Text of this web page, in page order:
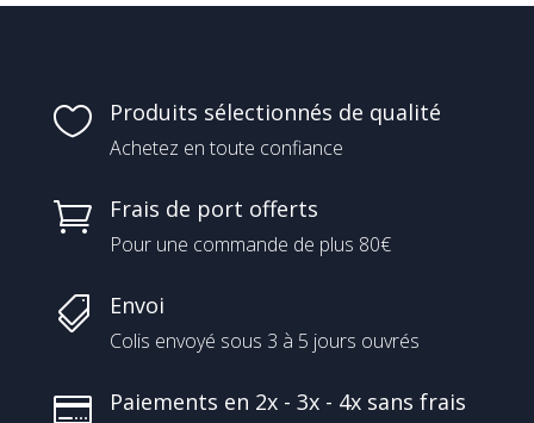
 Produits sélectionnés de qualité
Achetez en toute confiance
 Frais de port offerts
Pour une commande de plus 80€
 Envoi
Colis envoyé sous 3 à 5 jours ouvrés
 Paiements en 2x - 3x - 4x sans frais